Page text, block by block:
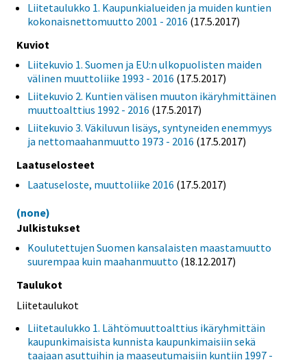
Liitetaulukko 1. Kaupunkialueiden ja muiden kuntien
kokonaisnettomuutto 2001 - 2016 (17.5.2017)
Kuviot
Liitekuvio 1. Suomen ja EU:n ulkopuolisten maiden
välinen muuttoliike 1993 - 2016 (17.5.2017)
Liitekuvio 2. Kuntien välisen muuton ikäryhmittäinen
muuttoalttius 1992 - 2016 (17.5.2017)
Liitekuvio 3. Väkiluvun lisäys, syntyneiden enemmyys
ja nettomaahanmuutto 1973 - 2016 (17.5.2017)
Laatuselosteet
Laatuseloste, muuttoliike 2016 (17.5.2017)
(none)
Julkistukset
Koulutettujen Suomen kansalaisten maastamuutto
suurempaa kuin maahanmuutto (18.12.2017)
Taulukot
Liitetaulukot
Liitetaulukko 1. Lähtömuuttoalttius ikäryhmittäin
kaupunkimaisista kunnista kaupunkimaisiin sekä
taajaan asuttuihin ja maaseutumaisiin kuntiin 1997 -